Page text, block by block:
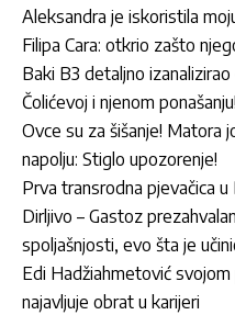
Aleksandra je iskoristila
Filipa Cara: otkrio zašto
Baki B3 detaljno
Čolićevoj i njenom ponašanju!
Ovce su za šišanje! Matora
napolju: Stiglo upozorenje!
Prva transrodna pjevačica
Dirljivo – Gastoz
spoljašnjosti, evo šta je
Edi Hadžiahmetović
najavljuje obrat u karijeri